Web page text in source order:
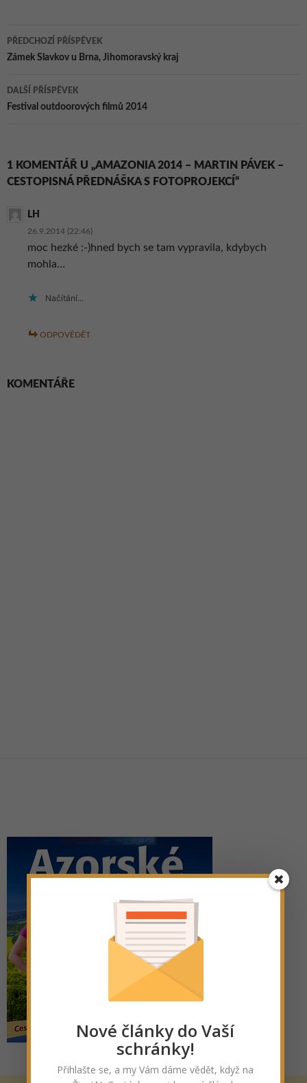
Navigace
pro
příspěvky
PŘEDCHOZÍ PŘÍSPĚVEK
Zámek Slavkov u Brna, Jihomoravský kraj
DALŠÍ PŘÍSPĚVEK
Festival outdoorových filmů 2014
1 KOMENTÁŘ U „AMAZONIA 2014 – MARTIN PÁVEK –
CESTOPISNÁ PŘEDNÁŠKA S FOTOPROJEKCÍ“
LH
26.9.2014 (22:46)
moc hezké :-)hned bych se tam vypravila, kdybych
mohla…
Načítání...
ODPOVĚDĚT
KOMENTÁŘE
Nové články do Vaší
schránky!
Přihlašte se, a my Vám dáme vědět, když na